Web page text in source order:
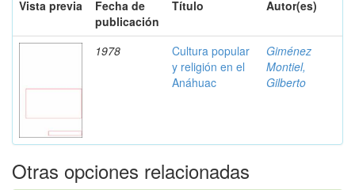
Vista previa
Fecha de
publicación
Título Autor(es)
1978
Cultura popular
y religión en el
Anáhuac
Giménez
Montiel,
Gilberto
Otras opciones relacionadas